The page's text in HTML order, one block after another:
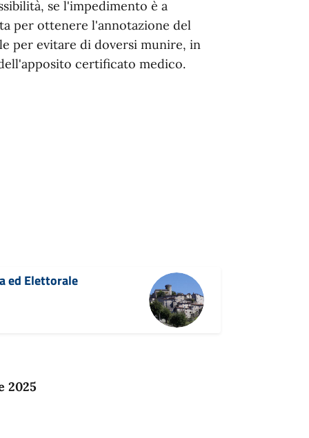
se l'impedimento è a
per ottenere l'annotazione del
per evitare di doversi munire, in
certificato medico.
ed Elettorale
2025